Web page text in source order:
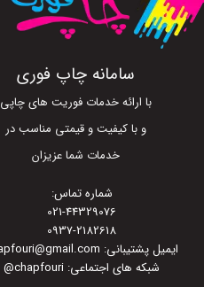
سامانه چاپ فوری
با ارائه خدمات فوریت های چاپی
و با کیفیت و قیمتی مناسب در
خدمات شما عزیزان
شماره تماس:
021-44329076
0937-2182618
ایمیل پشتیبانی: chapfouri@gmail.com
شبکه های اجتماعی: chapfouri
@